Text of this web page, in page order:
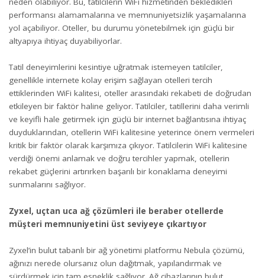
performansı alamamalarına ve memnuniyetsizlik yaşamalarına
yol açabiliyor. Oteller, bu durumu yönetebilmek için güçlü bir
altyapıya ihtiyaç duyabiliyorlar.
Tatil deneyimlerini kesintiye uğratmak istemeyen tatilciler,
genellikle internete kolay erişim sağlayan otelleri tercih
ettiklerinden WiFi kalitesi, oteller arasındaki rekabeti de doğrudan
etkileyen bir faktör haline geliyor. Tatilciler, tatillerini daha verimli
ve keyifli hale getirmek için güçlü bir internet bağlantısına ihtiyaç
duyduklarından, otellerin WiFi kalitesine yeterince önem vermeleri
kritik bir faktör olarak karşımıza çıkıyor. Tatilcilerin WiFi kalitesine
verdiği önemi anlamak ve doğru tercihler yapmak, otellerin
rekabet güçlerini artırırken başarılı bir konaklama deneyimi
sunmalarını sağlıyor.
Zyxel, uçtan uca ağ çözümleri ile beraber otellerde
müşteri memnuniyetini üst seviyeye çıkartıyor
Zyxel’in bulut tabanlı bir ağ yönetimi platformu Nebula çözümü,
ağınızı nerede olursanız olun dağıtmak, yapılandırmak ve